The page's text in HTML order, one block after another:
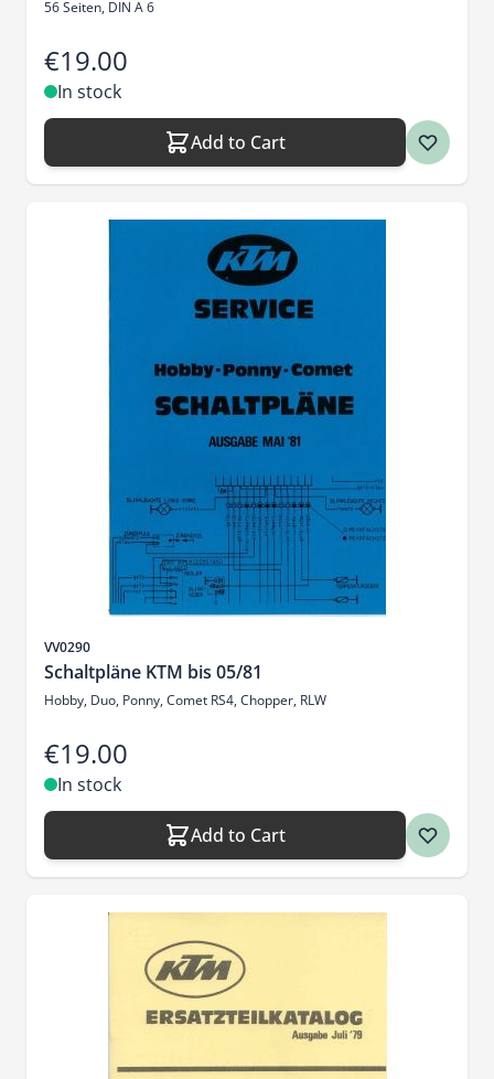
56 Seiten, DIN A 6
€19.00
In stock
Add to Cart
Sku
VV0290
Schaltpläne KTM bis 05/81
Hobby, Duo, Ponny, Comet RS4, Chopper, RLW
€19.00
In stock
Add to Cart